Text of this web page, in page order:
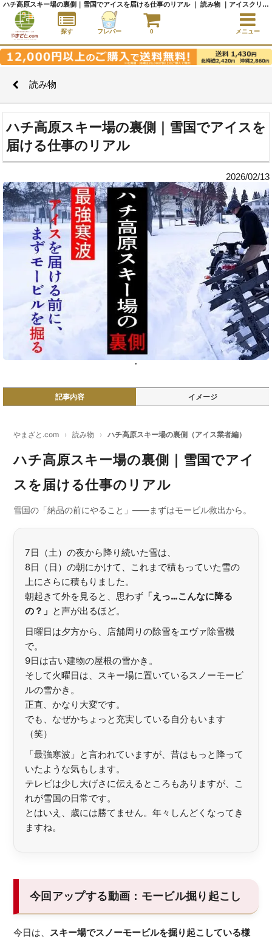
読み物
ハチ高原スキー場の裏側｜雪国でアイスを
届ける仕事のリアル
2026/02/13
記事内容 イメージ
やまざと.com › 読み物 › ハチ高原スキー場の裏側（アイス業者編）
ハチ高原スキー場の裏側｜雪国でアイ
スを届ける仕事のリアル
雪国の「納品の前にやること」——まずはモービル救出から。
7日（土）の夜から降り続いた雪は、
8日（日）の朝にかけて、これまで積もっていた雪の
上にさらに積もりました。
朝起きて外を見ると、思わず 「えっ…こんなに降る
の？」 と声が出るほど。
日曜日は夕方から、店舗周りの除雪をエヴァ除雪機
で。
9日は古い建物の屋根の雪かき。
そして火曜日は、スキー場に置いているスノーモービ
ルの雪かき。
正直、かなり大変です。
でも、なぜかちょっと充実している自分もいます
（笑）
「最強寒波」と言われていますが、昔はもっと降って
いたような気もします。
テレビは少し大げさに伝えるところもありますが、こ
れが雪国の日常です。
とはいえ、歳には勝てません。年々しんどくなってき
ますね。
今回アップする動画：モービル掘り起こし
今日は、
スキー場でスノーモービルを掘り起こしている様
ハチ高原スキー場の裏側｜雪国でアイスを届ける仕事のリアル ｜ 読み物 ｜アイスクリーム通販サイト｜アイスクリームギフト│全国にご当地アイスをお届け - やまざと.com
探す フレバー 0 メニュー